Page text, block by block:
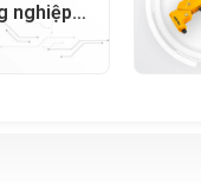
nghiệp)